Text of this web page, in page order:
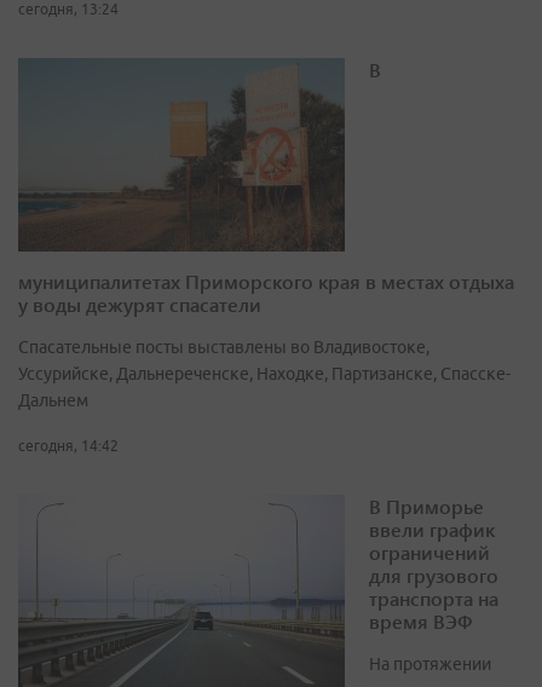
сегодня, 13:24
В
муниципалитетах Приморского края в местах отдыха
у воды дежурят спасатели
Спасательные посты выставлены во Владивостоке,
Уссурийске, Дальнереченске, Находке, Партизанске, Спасске-
Дальнем
сегодня, 14:42
В Приморье
ввели график
ограничений
для грузового
транспорта на
время ВЭФ
На протяжении